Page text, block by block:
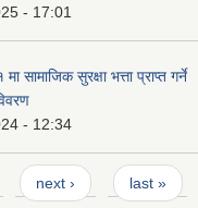
- 17:01
सुरक्षा भत्ता प्राप्त गर्ने
- 12:34
next › last »